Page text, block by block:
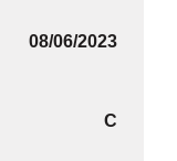
08/06/2023
C